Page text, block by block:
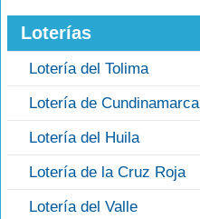
Loterías
Lotería del Tolima
Lotería de Cundinamarca
Lotería del Huila
Lotería de la Cruz Roja
Lotería del Valle